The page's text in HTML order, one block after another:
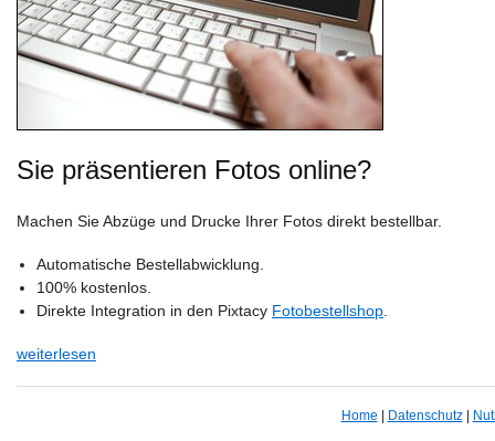
Sie präsentieren Fotos online?
Machen Sie Abzüge und Drucke Ihrer Fotos direkt bestellbar.
Automatische Bestellabwicklung.
100% kostenlos.
Direkte Integration in den Pixtacy Fotobestellshop
weiterlesen
Home Datenschutz|